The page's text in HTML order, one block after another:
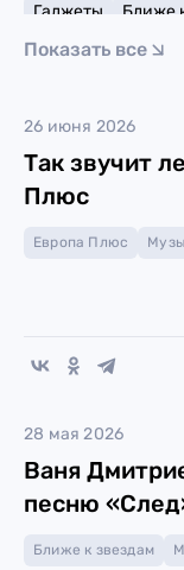
Гаджеты
Ближе
Мемы и тренды
Показать все
26 июня 2026
Так звучит
Плюс
Европа Плюс
28 мая 2026
Ваня
песню
Ближе к звездам